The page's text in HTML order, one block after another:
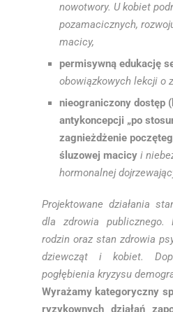
nowotwory. U kobiet
pozamacicznych,
macicy,
permisywną edukację
obowiązkowych lekcji o
nieograniczony dostęp
antykoncepcji „po
zagnieżdżenie
śluzowej macicy i
hormonalnej
Projektowane działania
dla zdrowia publicznego.
rodzin oraz stan zdrowia
dziewcząt i kobiet.
pogłębienia kryzysu
Wyrażamy kategoryczny
ryzykownych działań